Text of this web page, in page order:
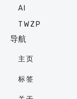
AI
TWZP
导航
主页
标签